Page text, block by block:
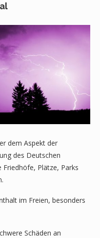
dem Aspekt der
des Deutschen
Plätze, Parks
im Freien, besonders
Schäden an